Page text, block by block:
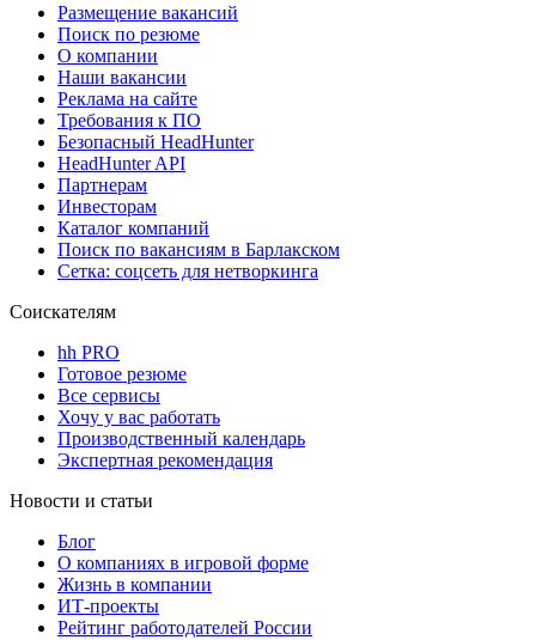
Размещение вакансий
Поиск по резюме
О компании
Наши вакансии
Реклама на сайте
Требования к ПО
Безопасный HeadHunter
HeadHunter API
Партнерам
Инвесторам
Каталог компаний
Поиск по вакансиям в Барлакском
Сетка: соцсеть для нетворкинга
Соискателям
hh PRO
Готовое резюме
Все сервисы
Хочу у вас работать
Производственный календарь
Экспертная рекомендация
Новости и статьи
Блог
О компаниях в игровой форме
Жизнь в компании
ИТ-проекты
Рейтинг работодателей России